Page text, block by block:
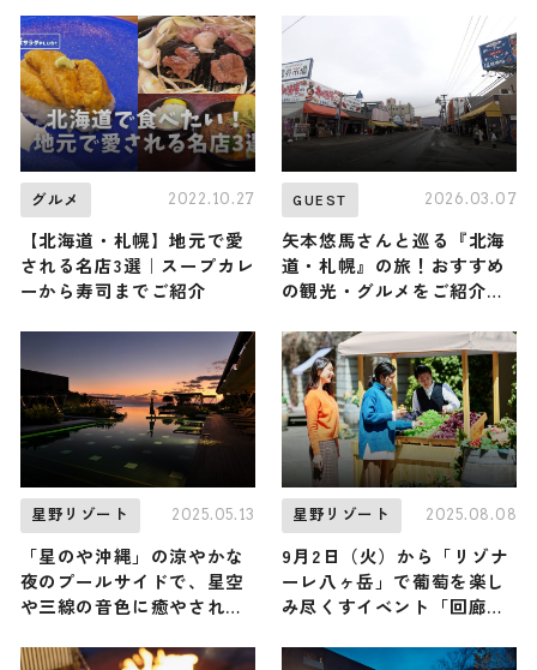
っこ金魚まつり」
幅広く紹介
グルメ 2022.10.27
【北海道・札幌】地元で愛
される名店3選｜スープカレ
ーから寿司までご紹介
GUEST 2026.03.07
矢本悠馬さんと巡る『北海
道・札幌』の旅！おすすめ
の観光・グルメをご紹介
星野リゾート 2025.05.13
「星のや沖縄」の涼やかな
夜のプールサイドで、星空
や三線の音色に癒やされる
開催中
星野リゾート 2025.08.08
9月2日（火）から「リゾナ
ーレ八ヶ岳」で葡萄を楽し
み尽くすイベント「回廊の
催！